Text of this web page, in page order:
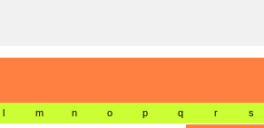
l m n o p q r s